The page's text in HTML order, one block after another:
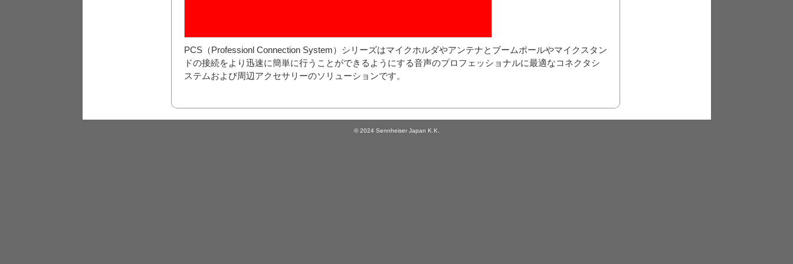
PCS（Professionl Connection System）シリーズはマイクホルダやアンテナとブームポールやマイクスタン
ドの接続をより迅速に簡単に行うことができるようにする音声のプロフェッショナルに最適なコネクタシ
ステムおよび周辺アクセサリーのソリューションです。
© 2024 Sennheiser Japan K.K.